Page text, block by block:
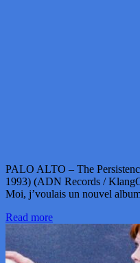
PALO ALTO – The
1993) (ADN Records /
Moi, j’voulais un nouvel
Read more